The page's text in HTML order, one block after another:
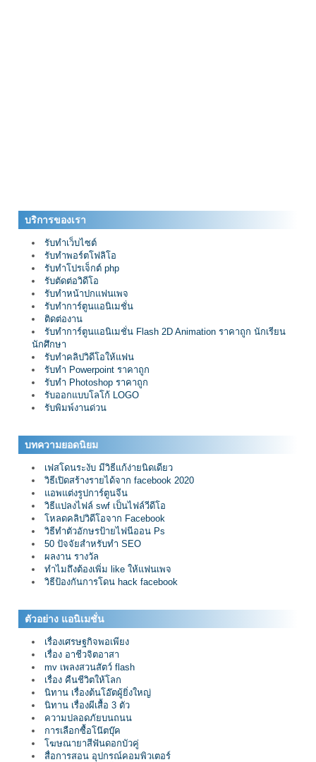
บริการของเรา
รับทำเว็บไซต์
รับทำพอร์ตโฟลิโอ
รับทำโปรเจ็กต์ php
รับตัดต่อวิดีโอ
รับทำหน้าปกแฟนเพจ
รับทำการ์ตูนแอนิเมชั่น
ติดต่องาน
รับทำการ์ตูนแอนิเมชั่น Flash 2D Animation ราคาถูก นักเรียน
นักศึกษา
รับทำคลิปวิดีโอให้แฟน
รับทำ Powerpoint ราคาถูก
รับทำ Photoshop ราคาถูก
รับออกแบบโลโก้ LOGO
รับพิมพ์งานด่วน
บทความยอดนิยม
เฟสโดนระงับ มีวิธีแก้ง่ายนิดเดียว
วิธีเปิดสร้างรายได้จาก facebook 2020
แอพแต่งรูปการ์ตูนจีน
วิธีแปลงไฟล์ swf เป็นไฟล์วีดีโอ
โหลดคลิปวิดีโอจาก Facebook
วิธีทำตัวอักษรป้ายไฟนีออน Ps
50 ปัจจัยสำหรับทำ SEO
ผลงาน รางวัล
ทำไมถึงต้องเพิ่ม like ให้แฟนเพจ
วิธีป้องกันการโดน hack facebook
ตัวอย่าง แอนิเมชั่น
เรื่องเศรษฐกิจพอเพียง
เรื่อง อาชีวจิตอาสา
mv เพลงสวนสัตว์ flash
เรื่อง คืนชีวิตให้โลก
นิทาน เรื่องต้นโอ๊ตผู้ยิ่งใหญ่
นิทาน เรื่องผีเสื้อ 3 ตัว
ความปลอดภัยบนถนน
การเลือกซื้อโน๊ตบุ๊ค
โฆษณายาสีฟันดอกบัวคู่
สื่อการสอน อุปกรณ์คอมพิวเตอร์